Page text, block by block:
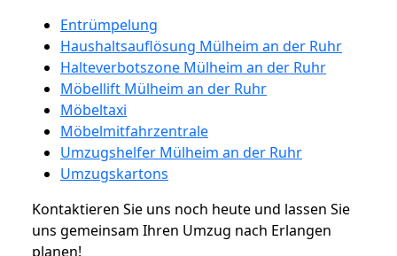
Entrümpelung
Haushaltsauflösung Mülheim an der Ruhr
Halteverbotszone Mülheim an der Ruhr
Möbellift Mülheim an der Ruhr
Möbeltaxi
Möbelmitfahrzentrale
Umzugshelfer Mülheim an der Ruhr
Umzugskartons
Kontaktieren Sie uns noch heute und lassen Sie
uns gemeinsam Ihren Umzug nach Erlangen
planen!